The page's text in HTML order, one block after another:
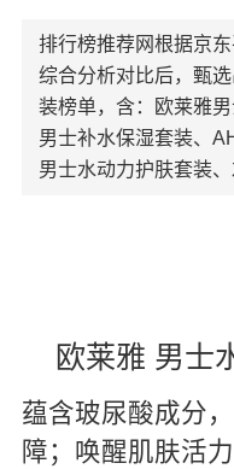
排行榜推荐网根据京
综合分析对比后，甄
装榜单，含：欧莱雅
男士补水保湿套装、
男士水动力护肤套装
欧莱雅 男士
蕴含玻尿酸成分
障；唤醒肌肤活